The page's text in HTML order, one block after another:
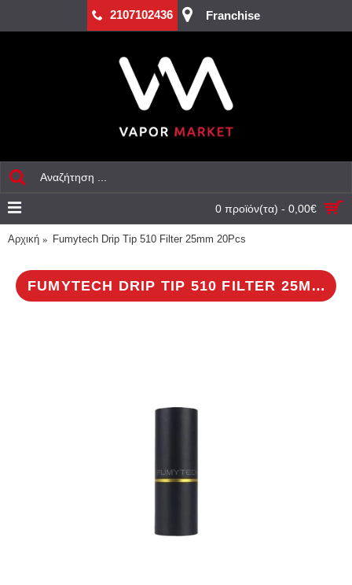
2107102436 Franchise
0 προϊόν(τα) - 0,00€
Αρχική Fumytech Drip Tip 510 Filter 25mm 20Pcs
FUMYTECH DRIP TIP 510 FILTER 25MM 20PCS